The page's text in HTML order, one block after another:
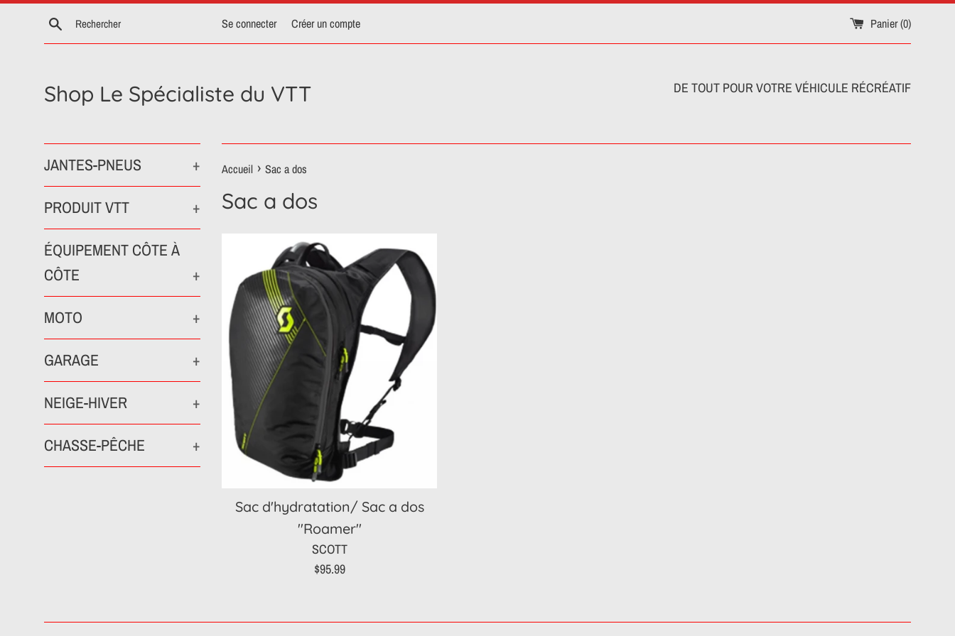
Passer
Recherche Se connecter Créer un compte Panier (0)
Shop Le Spécialiste du VTT DE TOUT POUR VOTRE VÉHICULE RÉCRÉATIF
JANTES-PNEUS
+
PRODUIT VTT
+
ÉQUIPEMENT CÔTE À
CÔTE
+
MOTO
+
GARAGE
+
NEIGE-HIVER
+
CHASSE-PÊCHE
+
Accueil › Sac a dos
Sac a dos
Sac d'hydratation/ Sac a dos
''Roamer''
SCOTT
Prix
$95.99